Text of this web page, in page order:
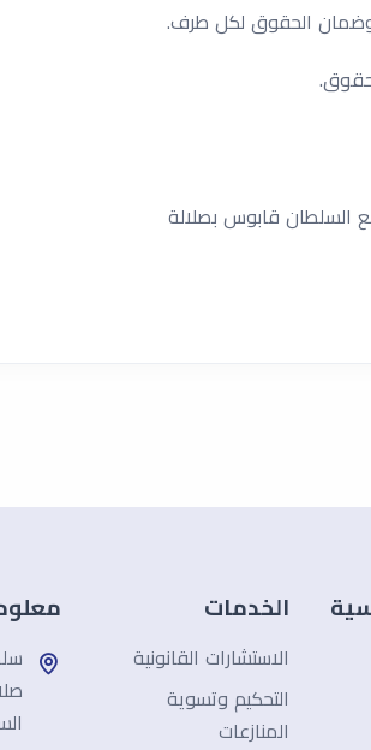
وضمان الحقوق لكل طرف.
الخدمات
الاستشارات القانونية
التحكيم وتسوية
المنازعات